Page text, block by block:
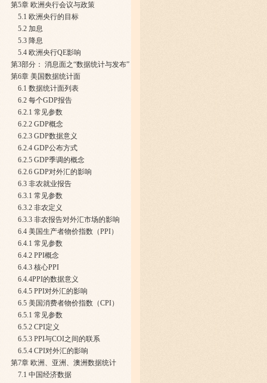
第5章 欧洲央行会议与政策
5.1 欧洲央行的目标
5.2 加息
5.3 降息
5.4 欧洲央行QE影响
第3部分： 消息面之“数据统计与发布”
第6章 美国数据统计面
6.1 数据统计面列表
6.2 每个GDP报告
6.2.1 常见参数
6.2.2 GDP概念
6.2.3 GDP数据意义
6.2.4 GDP公布方式
6.2.5 GDP季调的概念
6.2.6 GDP对外汇的影响
6.3 非农就业报告
6.3.1 常见参数
6.3.2 非农定义
6.3.3 非农报告对外汇市场的影响
6.4 美国生产者物价指数（PPI）
6.4.1 常见参数
6.4.2 PPI概念
6.4.3 核心PPI
6.4.4PPI的数据意义
6.4.5 PPI对外汇的影响
6.5 美国消费者物价指数（CPI）
6.5.1 常见参数
6.5.2 CPI定义
6.5.3 PPI与COI之间的联系
6.5.4 CPI对外汇的影响
第7章 欧洲、亚洲、澳洲数据统计
7.1 中国经济数据